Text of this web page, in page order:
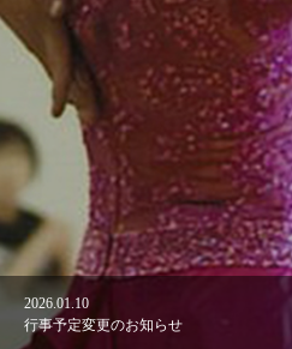
2026.01.10
行事予定変更のお知らせ
2024.06.5
行事予定変更のお知らせ
2022.01.27
行事予定変更のお知らせ
2021.01.9
行事予定変更のお知らせ
2020.08.13
行事予定変更のお知らせ